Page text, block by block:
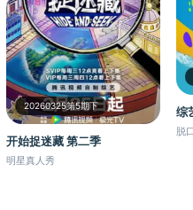
20260325第5期下
开始捉迷藏 第二季
明星真人秀
综
脱